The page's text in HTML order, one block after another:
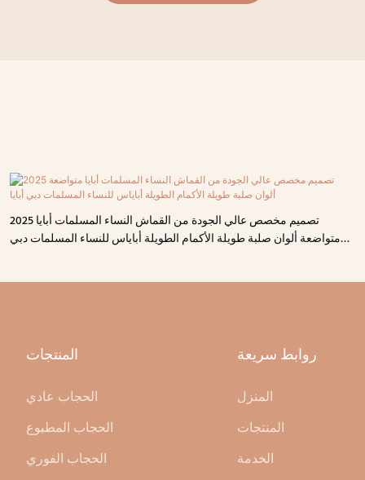
2025 تصميم مخصص عالي الجودة من القماش النساء المسلمات أبايا
متواضعة ألوان صلبة طويلة الأكمام الطويلة أباياس للنساء المسلمات دبي
المنتجات
الحجاب الفوري
روابط سريعة
المنزل
المنتجات
الخدمة